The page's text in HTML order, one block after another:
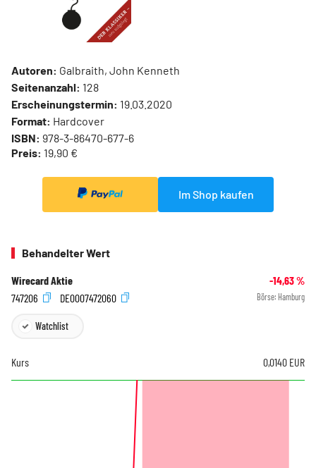
Autoren: Galbraith, John Kenneth
Seitenanzahl: 128
Erscheinungstermin: 19.03.2020
Format: Hardcover
ISBN: 978-3-86470-677-6
Preis: 19,90 €
Im Shop kaufen
Behandelter Wert
Wirecard Aktie -14,63%
747206
DE0007472060 Börse: Hamburg
Watchlist
Kurs 0,0140 EUR